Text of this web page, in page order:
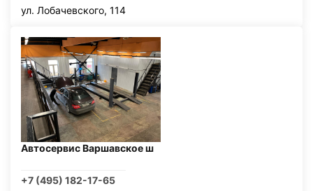
ул. Лобачевского, 114
Автосервис Варшавское ш
+7 (495) 182-17-65